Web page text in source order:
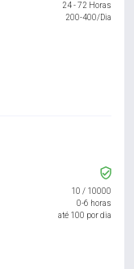
24 - 72 Horas
200-400/Dia
10 / 10000
0-6 horas
até 100 por dia